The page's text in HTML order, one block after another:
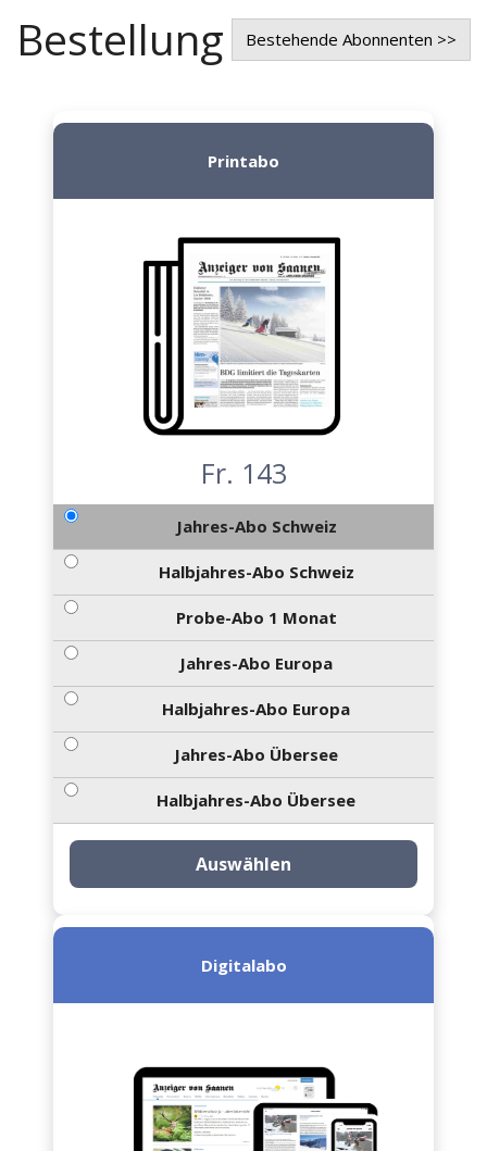
Bestellung Bestehende Abonnenten >>
Printabo
Fr. 143
Jahres-Abo Schweiz
Halbjahres-Abo Schweiz
Probe-Abo 1 Monat
Jahres-Abo Europa
Halbjahres-Abo Europa
Jahres-Abo Übersee
Halbjahres-Abo Übersee
Auswählen
Digitalabo